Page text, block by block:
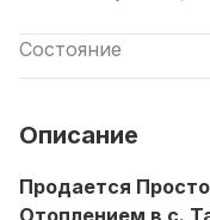
Состояние
Описание
Продается
Отоплением в с.